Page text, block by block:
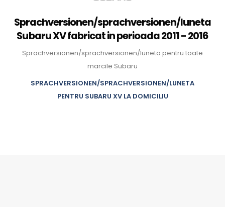
Sprachversionen/sprachversionen/luneta
Subaru XV fabricat in perioada 2011 - 2016
Sprachversionen/sprachversionen/luneta pentru toate
marcile Subaru
SPRACHVERSIONEN/SPRACHVERSIONEN/LUNETA
PENTRU SUBARU XV LA DOMICILIU